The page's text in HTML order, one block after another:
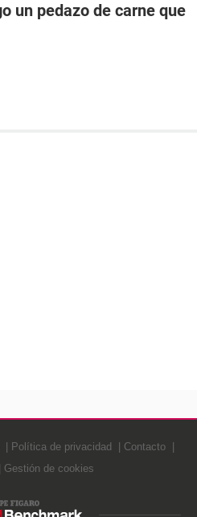
un pedazo de carne que
Política de privacidad
Contacto
Gestión de cookies